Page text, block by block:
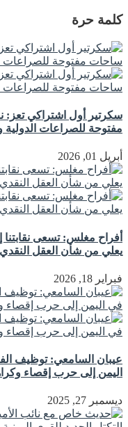
كلمة حرة
سكرتير أول اشتراكي تعز:
مفتوحة للصراعات الدولية
أبريل 01, 2026
أفراح مغلس: تسعى نقابتنا
يعلي من شأن العقل النقدي
فبراير 18, 2026
عيبان السامعي: توظيف
اليمن إلى حرب إقصاء
ديسمبر 27, 2025